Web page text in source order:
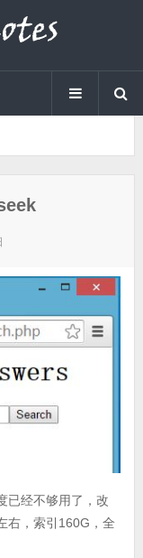
已经不够用了，改
右，索引160G，全